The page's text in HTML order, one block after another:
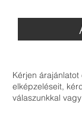
Kérjen
elképzeléseit,
válaszunkkal